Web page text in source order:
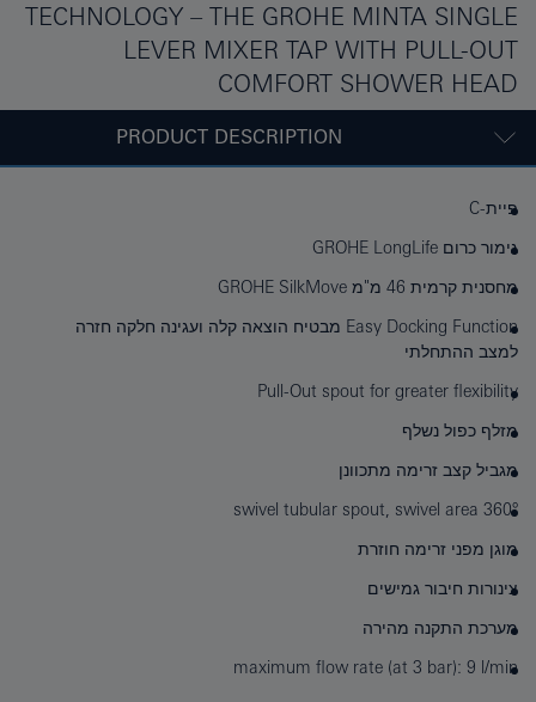
TECHNOLOGY – THE GROHE MINTA SINGLE
LEVER MIXER TAP WITH PULL-OUT
COMFORT SHOWER HEAD
PRODUCT DESCRIPTION
פיית-C
גימור כרום GROHE LongLife
מחסנית קרמית 46 מ"מ ‏‏GROHE SilkMove‏
Easy Docking Function מבטיח הוצאה קלה ועגינה חלקה חזרה
למצב ההתחלתי
Pull-Out spout for greater flexibility
מזלף כפול נשלף
מגביל קצב זרימה מתכוונן
swivel tubular spout, swivel area 360°
מוגן מפני זרימה חוזרת
צינורות חיבור גמישים
מערכת התקנה מהירה
maximum flow rate (at 3 bar): 9 l/min